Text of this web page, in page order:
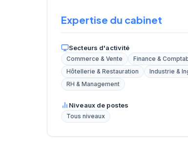
Expertise du cabinet
Secteurs d'activité
Commerce & Vente
Finance &
Hôtellerie & Restauration
Industrie &
RH & Management
Niveaux de postes
Tous niveaux